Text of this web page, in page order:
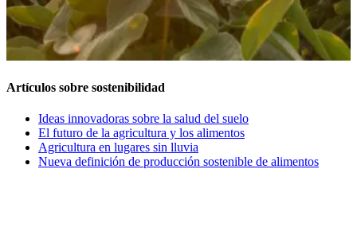
Artículos sobre sostenibilidad
Ideas innovadoras sobre la salud del suelo
El futuro de la agricultura y los alimentos
Agricultura en lugares sin lluvia
Nueva definición de producción sostenible de alimentos